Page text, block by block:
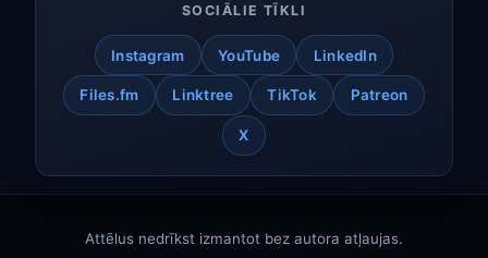
SOCIĀLIE TĪKLI
Instagram YouTube LinkedIn
Files.fm Linktree TikTok Patreon
X
Attēlus nedrīkst izmantot bez autora atļaujas.